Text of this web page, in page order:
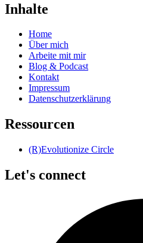
Inhalte
Home
Über mich
Arbeite mit mir
Blog & Podcast
Kontakt
Impressum
Datenschutzerklärung
Ressourcen
(R)Evolutionize Circle
Let's connect